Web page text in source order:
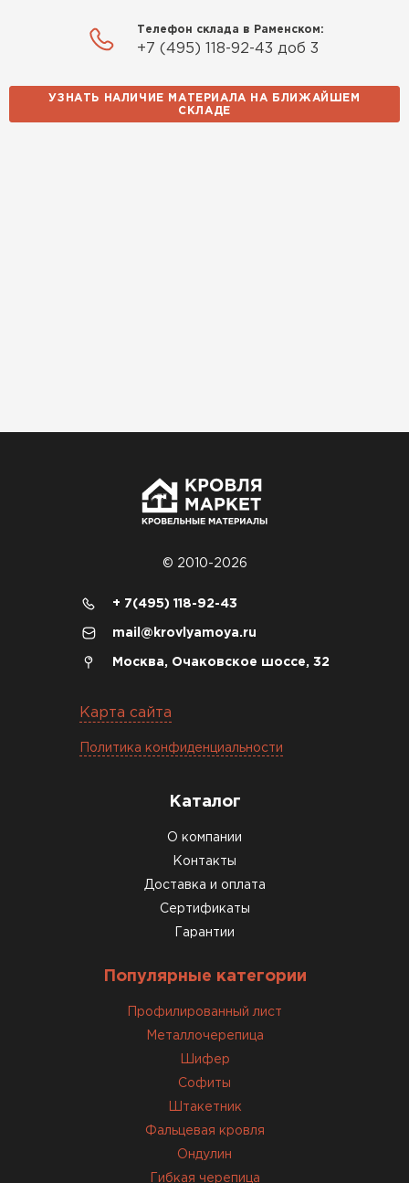
Телефон склада в Раменском:
+7 (495) 118-92-43 доб 3
УЗНАТЬ НАЛИЧИЕ МАТЕРИАЛА НА БЛИЖАЙШЕМ
СКЛАДЕ
© 2010-2026
+ 7(495) 118-92-43
mail@krovlyamoya.ru
Москва, Очаковское шоссе, 32
Карта сайта
Политика конфиденциальности
Каталог
О компании
Контакты
Доставка и оплата
Сертификаты
Гарантии
Популярные категории
Профилированный лист
Металлочерепица
Шифер
Софиты
Штакетник
Фальцевая кровля
Ондулин
Гибкая черепица
Водосточная система
Софиты
Доборные элементы для кровли